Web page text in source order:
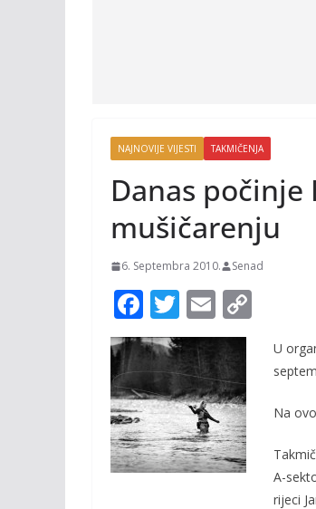
NAJNOVIJE VIJESTI TAKMIČENJA
Danas
mušičarenju
6. Septembra 2010. Senad
F
ac
e
b
o
o
k
T
w
itt
er
E
m
ai
l
U
Na
A-
rijeci